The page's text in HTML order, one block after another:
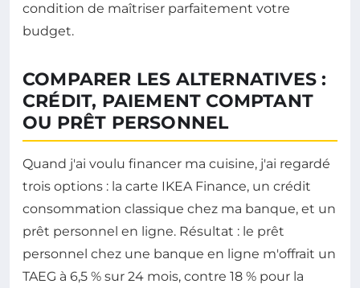
condition de maîtriser parfaitement votre
budget.
COMPARER LES ALTERNATIVES :
CRÉDIT, PAIEMENT COMPTANT
OU PRÊT PERSONNEL
Quand j'ai voulu financer ma cuisine, j'ai regardé
trois options : la carte IKEA Finance, un crédit
consommation classique chez ma banque, et un
prêt personnel en ligne. Résultat : le prêt
personnel chez une banque en ligne m'offrait un
TAEG à 6,5 % sur 24 mois, contre 18 % pour la